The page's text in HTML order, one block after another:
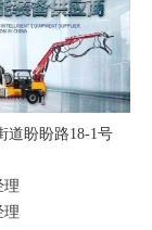
道盼盼路18-1号
理
理